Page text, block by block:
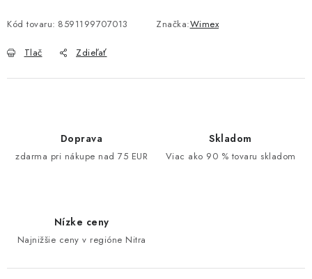
Kód tovaru: 8591199707013 Značka:Wimex
Tlač Zdieľať
Doprava
zdarma pri nákupe nad 75 EUR
Skladom
Viac ako 90 % tovaru skladom
Nízke ceny
Najnižšie ceny v regióne Nitra